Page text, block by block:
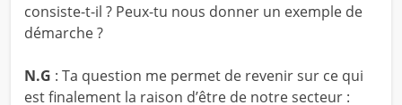
consiste-t-il ? Peux-tu nous donner un exemple de
démarche ?
N.G : Ta question me permet de revenir sur ce qui
est finalement la raison d’être de notre secteur :